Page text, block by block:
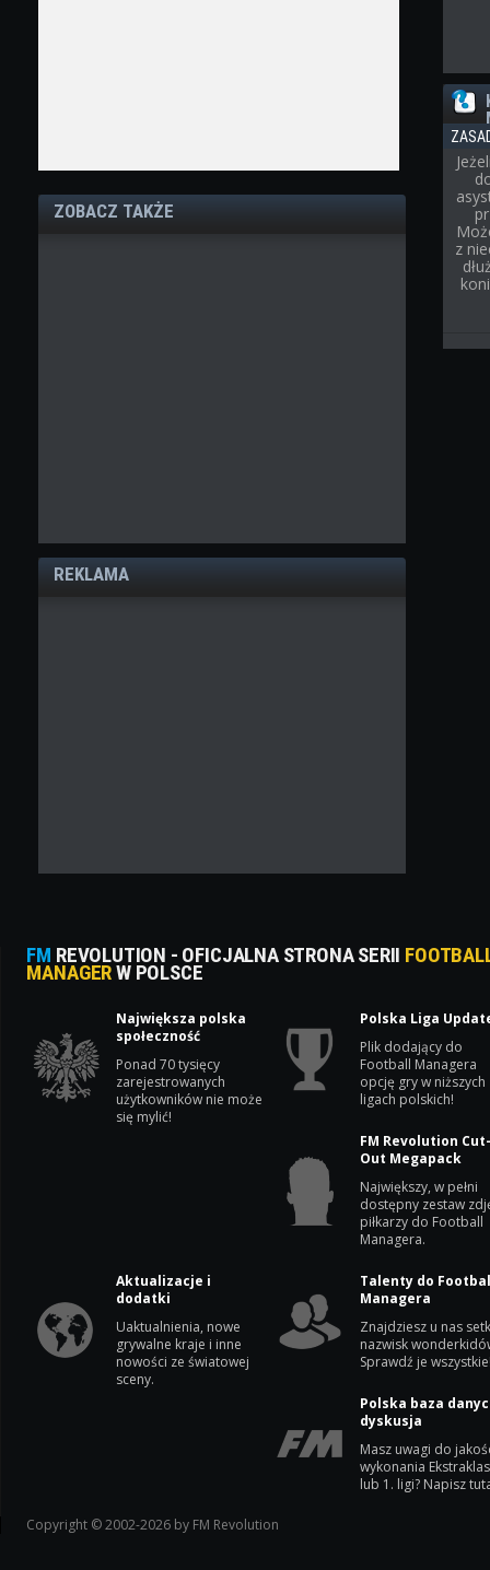
ZOBACZ TAKŻE
REKLAMA
z
FM REVOLUTION - OFICJALNA STRONA SERII
MANAGERW POLSCE
Największa polska
społeczność
Ponad 70 tysięcy
zarejestrowanych
użytkowników nie może
się mylić!
Polska Liga
Plik dodający do
Football Managera
opcję gry w niższych
ligach polskich!
FM Revolution
Out Megapack
Największy, w pełni
dostępny zestaw
piłkarzy do Football
Managera.
Aktualizacje i
dodatki
Uaktualnienia, nowe
grywalne kraje i inne
nowości ze światowej
sceny.
Talenty do
Managera
Znajdziesz u nas
nazwisk
Sprawdź je
Polska baza
dyskusja
Masz uwagi do
wykonania
lub 1. ligi? Napisz
Copyright © 2002-2026 by FM Revolution